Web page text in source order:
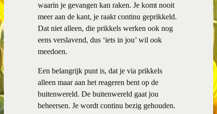
waarin je gevangen kan raken. Je komt nooit
meer aan de kant, je raakt continu geprikkeld.
Dat niet alleen, die prikkels werken ook nog
eens verslavend, dus ‘iets in jou’ wil ook
meedoen.
Een belangrijk punt is, dat je via prikkels
alleen maar aan het reageren bent op de
buitenwereld. De buitenwereld gaat jou
beheersen. Je wordt continu bezig gehouden.